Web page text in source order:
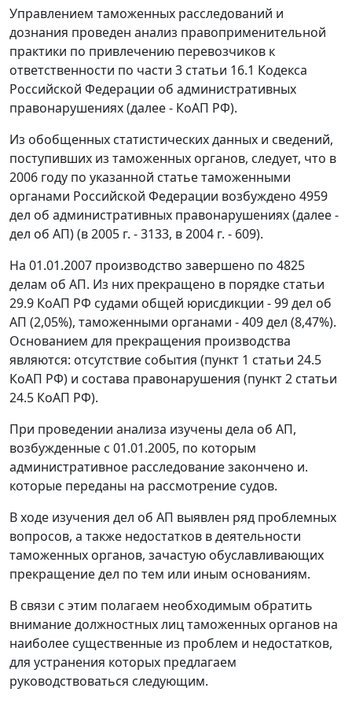
Управлением таможенных расследований и
дознания проведен анализ правоприменительной
практики по привлечению перевозчиков к
ответственности по части 3 статьи 16.1 Кодекса
Российской Федерации об административных
правонарушениях (далее - КоАП РФ).
Из обобщенных статистических данных и сведений,
поступивших из таможенных органов, следует, что в
2006 году по указанной статье таможенными
органами Российской Федерации возбуждено 4959
дел об административных правонарушениях (далее -
дел об АП) (в 2005 г. - 3133, в 2004 г. - 609).
На 01.01.2007 производство завершено по 4825
делам об АП. Из них прекращено в порядке статьи
29.9 КоАП РФ судами общей юрисдикции - 99 дел об
АП (2,05%), таможенными органами - 409 дел (8,47%).
Основанием для прекращения производства
являются: отсутствие события (пункт 1 статьи 24.5
КоАП РФ) и состава правонарушения (пункт 2 статьи
24.5 КоАП РФ).
При проведении анализа изучены дела об АП,
возбужденные с 01.01.2005, по которым
административное расследование закончено и.
которые переданы на рассмотрение судов.
В ходе изучения дел об АП выявлен ряд проблемных
вопросов, а также недостатков в деятельности
таможенных органов, зачастую обуславливающих
прекращение дел по тем или иным основаниям.
В связи с этим полагаем необходимым обратить
внимание должностных лиц таможенных органов на
наиболее существенные из проблем и недостатков,
для устранения которых предлагаем
руководствоваться следующим.